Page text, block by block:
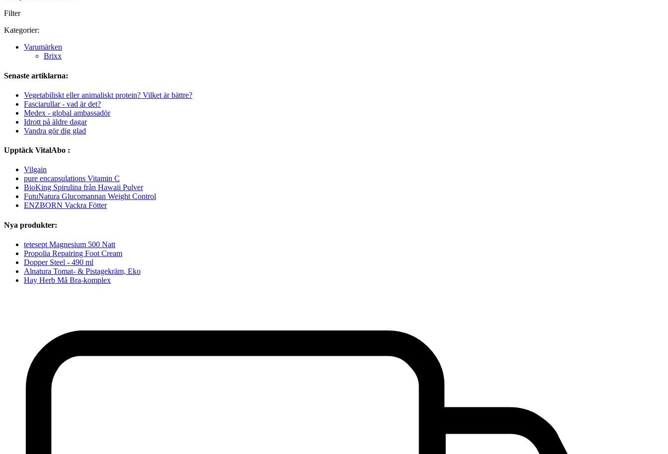
Filter
Kategorier:
Varumärken
Brixx
Senaste artiklarna:
Vegetabiliskt eller animaliskt protein? Vilket är bättre?
Fasciarullar - vad är det?
Medex - global ambassadör
Idrott på äldre dagar
Vandra gör dig glad
Upptäck VitalAbo :
Vilgain
pure encapsulations Vitamin C
BioKing Spirulina från Hawaii Pulver
FutuNatura Glucomannan Weight Control
ENZBORN Vackra Fötter
Nya produkter:
tetesept Magnesium 500 Natt
Propolia Repairing Foot Cream
Dopper Steel - 490 ml
Alnatura Tomat- & Pistagekräm, Eko
Hay Herb Må Bra-komplex